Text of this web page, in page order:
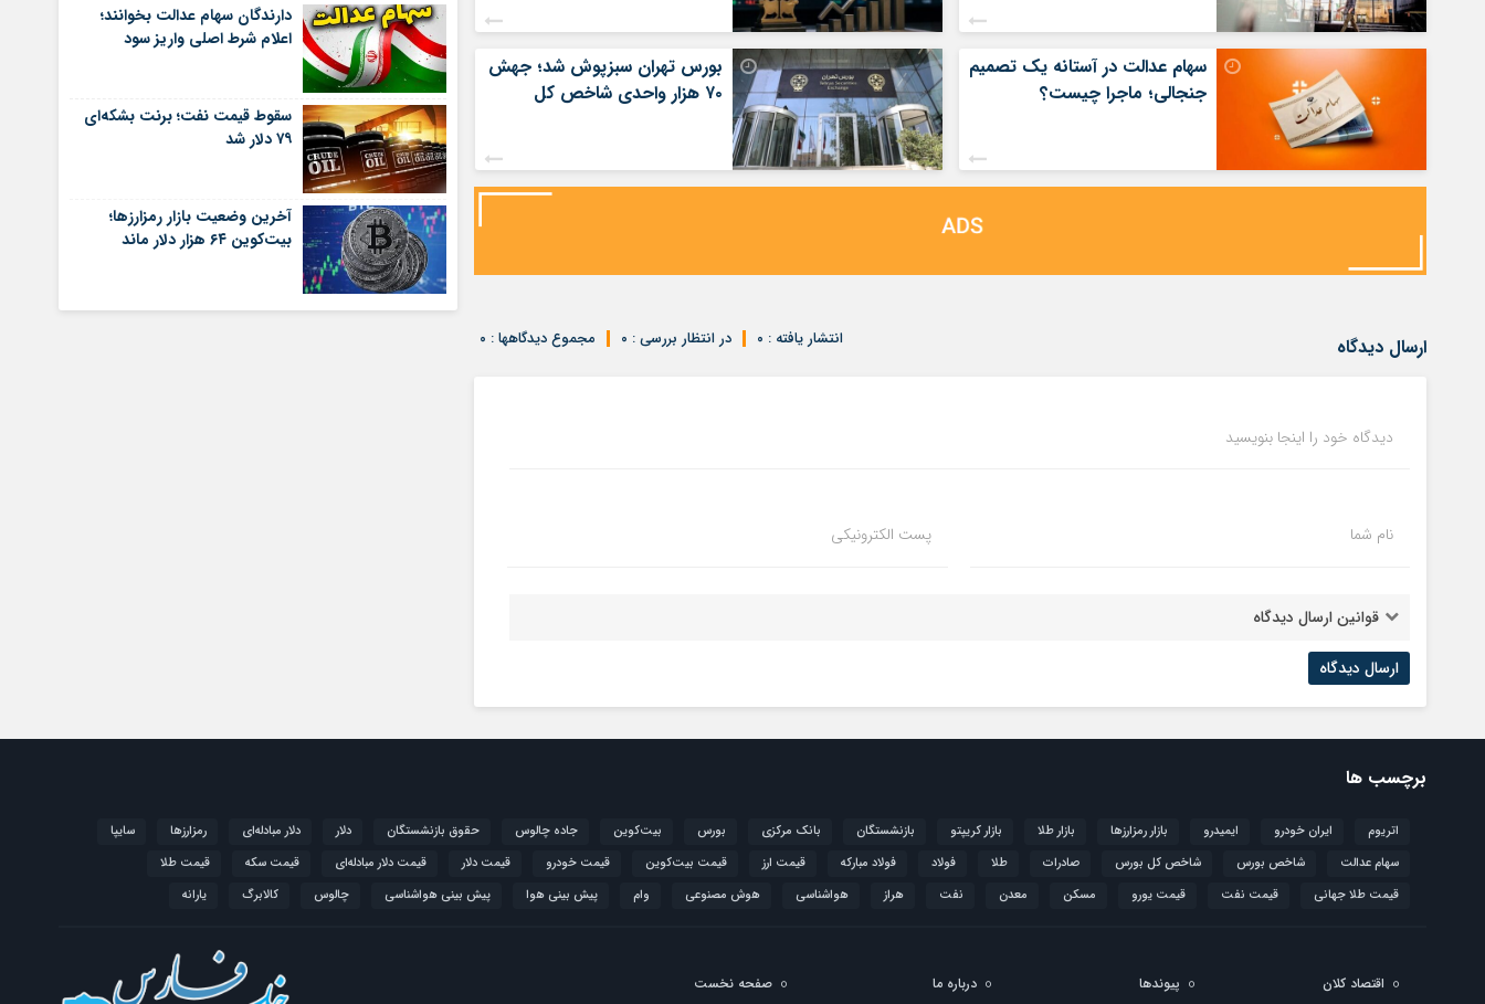
سهام عدالت در آستانه یک تصمیم
جنجالی؛ ماجرا چیست؟
بورس تهران سبزپوش شد؛ جهش
۷۰ هزار واحدی شاخص کل
ارسال دیدگاه مجموع دیدگاهها : ۰ در انتظار بررسی : ۰ انتشار یافته : ۰
دیدگاه خود را اینجا بنویسید
نام شما پست الکترونیکی
قوانین ارسال دیدگاه
دارندگان سهام عدالت بخوانند؛
اعلام شرط اصلی واریز سود
سقوط قیمت نفت؛ برنت بشکه‌ای
۷۹ دلار شد
آخرین وضعیت بازار رمزارزها؛
بیت‌کوین ۶۴ هزار دلار ماند
برچسب ها
اتریوم ایران خودرو ایمیدرو بازار رمزارزها بازار طلا بازار کریپتو بازنشستگان بانک مرکزی بورس بیت‌کوین جاده چالوس حقوق بازنشستگان دلار دلار مبادله‌ای رمزارزها
سایپا
سهام عدالت
شاخص بورس شاخص کل بورس صادرات طلا فولاد فولاد مبارکه قیمت ارز قیمت بیت‌کوین قیمت خودرو قیمت دلار قیمت دلار مبادله‌ای قیمت سکه
قیمت طلا
قیمت طلا جهانی
قیمت نفت قیمت یورو مسکن معدن نفت هراز هواشناسی هوش مصنوعی وام پیش بینی هوا پیش بینی هواشناسی چالوس کالابرگ یارانه
اقتصاد کلان پیوندها درباره ما صفحه نخست